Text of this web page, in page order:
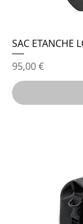
SAC ETANCHE
Prix
95,00 €